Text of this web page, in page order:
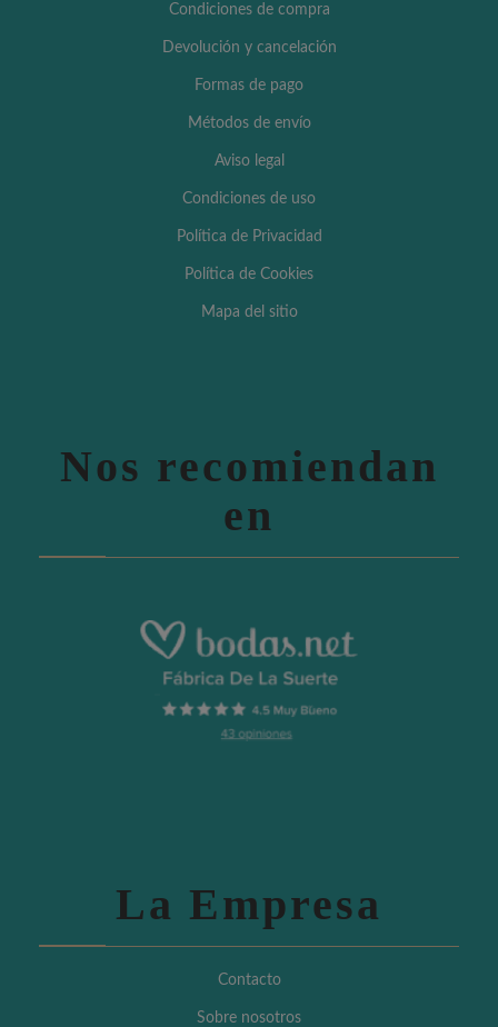
Condiciones de compra
Devolución y cancelación
Formas de pago
Métodos de envío
Aviso legal
Condiciones de uso
Política de Privacidad
Política de Cookies
Mapa del sitio
Nos recomiendan
en
La Empresa
Contacto
Sobre nosotros